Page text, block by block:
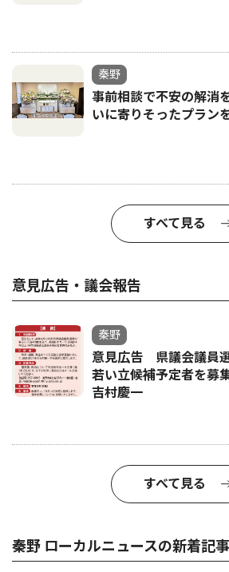
秦野
事前相談で不安の解
いに寄りそったプラン
すべて見る
意見広告・議会報告
秦野
意見広告 県議会議員
若い立候補予定者を募
吉村慶一
すべて見る
秦野 ローカルニュースの新着記事